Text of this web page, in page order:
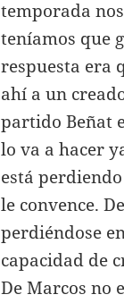
temporada
teníamos que
respuesta era
ahí a un
partido Beñat
lo va a hacer
está
le convence.
perdiéndose
capacidad de
De Marcos no